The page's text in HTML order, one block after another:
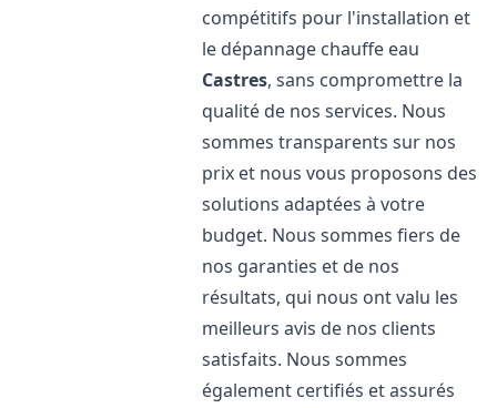
compétitifs pour l'installation et
le dépannage chauffe eau
Castres, sans compromettre la
qualité de nos services. Nous
sommes transparents sur nos
prix et nous vous proposons des
solutions adaptées à votre
budget. Nous sommes fiers de
nos garanties et de nos
résultats, qui nous ont valu les
meilleurs avis de nos clients
satisfaits. Nous sommes
également certifiés et assurés